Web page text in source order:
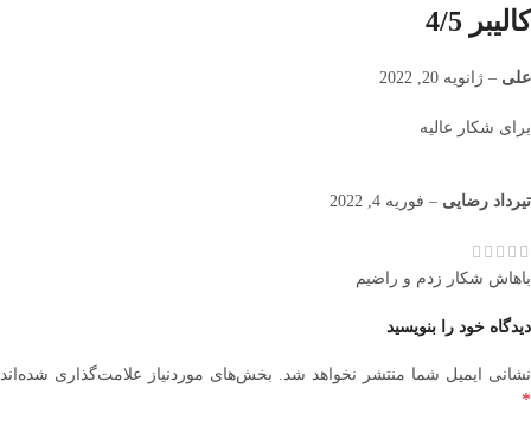
کالیبر 4/5
علی – ژانویه 20, 2022
برای شکار عالیه
تیرداد رضایی – فوریه 4, 2022
باهاش شکار زدم و راضیم
دیدگاه خود را بنویسید
نشانی ایمیل شما منتشر نخواهد شد. بخش‌های موردنیاز علامت‌گذاری شده‌اند
*